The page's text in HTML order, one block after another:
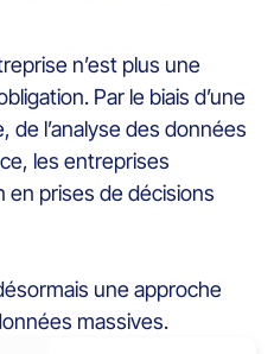
n’est plus une
Par le biais d’une
l’analyse des données
les entreprises
en prises de décisions
une approche
massives.